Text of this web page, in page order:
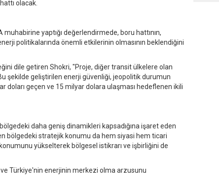
olacak.
yaptığı değerlendirmede, boru hattının,
politikalarında önemli etkilerinin olmasının beklendiğini
dile getiren Shokri, "Proje, diğer transit ülkelere olan
şekilde geliştirilen enerji güvenliği, jeopolitik durumun
doları geçen ve 15 milyar dolara ulaşması hedeflenen ikili
daha geniş dinamikleri kapsadığına işaret eden
bölgedeki stratejik konumu da hem siyasi hem ticari
yükselterek bölgesel istikrarı ve işbirliğini de
ve Türkiye'nin enerjinin merkezi olma arzusunu